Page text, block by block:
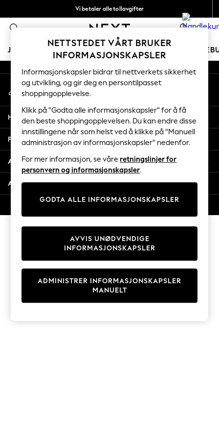
Vi betaler alle tollavgifter
Fleksible og sikre betalinger med Klarna 0
JENTER GUTTER BABY KVINNER MENN
GIRLS
New In
50 - 92cm
98 - 110cm
116 - 134cm
140 - 174cm
Trending: Top & Short Sets
Trending: Clogs
Toy Story
THE SET
Coats & Jackets
Sweatshirts & Hoodies
Knitwear
Cardigans
Dresses
Sets & Outfits
T-Shirts
An error occurred on client
Våre sosiale nettverk
Min konto
Logg inn på kontoen din
Hjelp
Personvern & Juridisk
Avdelinger
Andre tjenester
NETTSTEDET VÅRT BRUKER
INFORMASJONSKAPSLER
Informasjonskapsler bidrar til nettverkets sikkerhet
og utvikling, og gir deg en persontilpasset
shoppingopplevelse.
Klikk på "Godta alle informasjonskapsler" for å få
den beste shoppingopplevelsen. Du kan endre disse
innstillingene når som helst ved å klikke på "Manuell
administrasjon av informasjonskapsler" nedenfor.
For mer informasjon, se våre retningslinjer for
personvern og informasjonskapsler.
GODTA ALLE INFORMASJONSKAPSLER
ADMINISTRER INFORMASJONSKAPSLER
MANUELT
AVVIS UNØDVENDIGE
INFORMASJONSKAPSLER